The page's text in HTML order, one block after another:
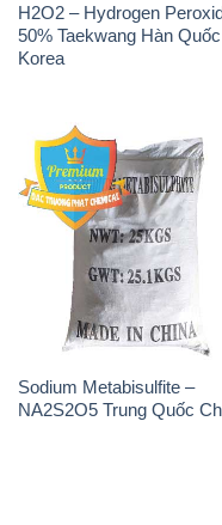
H2O2 – Hydrogen
50% Taekwang Hàn Quốc
Korea
Sodium Metabisulfite –
NA2S2O5 Trung Quốc